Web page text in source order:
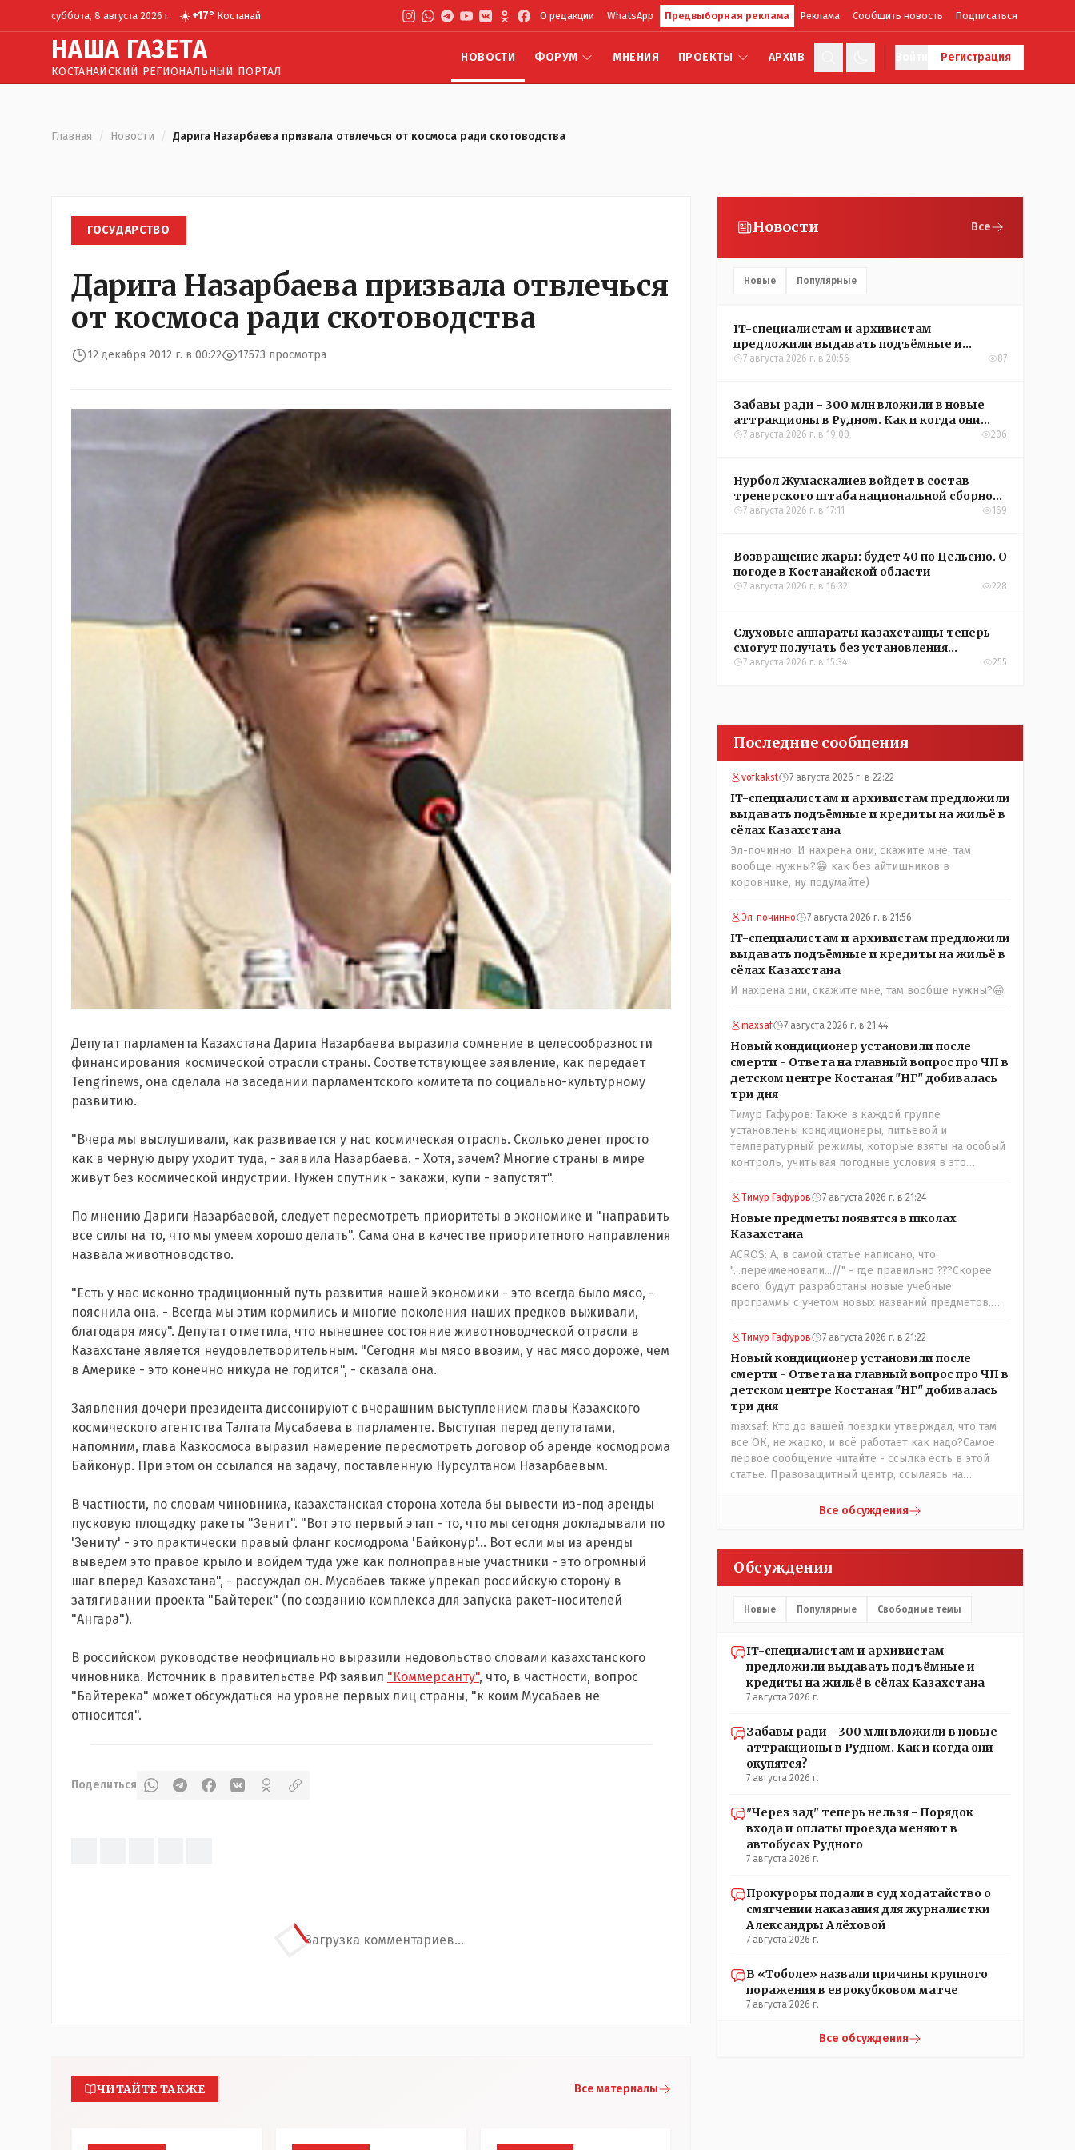
суббота, 8 августа 2026 г. ☀️+17° Костанай О редакции WhatsApp Предвыборная реклама Реклама Сообщить новость Подписаться
НАША ГАЗЕТА
КОСТАНАЙСКИЙ РЕГИОНАЛЬНЫЙ ПОРТАЛ
НОВОСТИ ФОРУМ МНЕНИЯ ПРОЕКТЫ АРХИВ Регистрация
Главная / Новости / Дарига Назарбаева призвала отвлечься от космоса ради скотоводства
ГОСУДАРСТВО
Дарига Назарбаева призвала отвлечься
от космоса ради скотоводства
12 декабря 2012 г. в 00:22 17573 просмотра
Депутат парламента Казахстана Дарига Назарбаева выразила сомнение в целесообразности
финансирования космической отрасли страны. Соответствующее заявление, как передает
Tengrinews, она сделала на заседании парламентского комитета по социально-культурному
развитию.
"Вчера мы выслушивали, как развивается у нас космическая отрасль. Сколько денег просто
как в черную дыру уходит туда, - заявила Назарбаева. - Хотя, зачем? Многие страны в мире
живут без космической индустрии. Нужен спутник - закажи, купи - запустят".
По мнению Дариги Назарбаевой, следует пересмотреть приоритеты в экономике и "направить
все силы на то, что мы умеем хорошо делать". Сама она в качестве приоритетного направления
назвала животноводство.
"Есть у нас исконно традиционный путь развития нашей экономики - это всегда было мясо, -
пояснила она. - Всегда мы этим кормились и многие поколения наших предков выживали,
благодаря мясу". Депутат отметила, что нынешнее состояние животноводческой отрасли в
Казахстане является неудовлетворительным. "Сегодня мы мясо ввозим, у нас мясо дороже, чем
в Америке - это конечно никуда не годится", - сказала она.
Заявления дочери президента диссонируют с вчерашним выступлением главы Казахского
космического агентства Талгата Мусабаева в парламенте. Выступая перед депутатами,
напомним, глава Казкосмоса выразил намерение пересмотреть договор об аренде космодрома
Байконур. При этом он ссылался на задачу, поставленную Нурсултаном Назарбаевым.
В частности, по словам чиновника, казахстанская сторона хотела бы вывести из-под аренды
пусковую площадку ракеты "Зенит". "Вот это первый этап - то, что мы сегодня докладывали по
'Зениту' - это практически правый фланг космодрома 'Байконур'... Вот если мы из аренды
выведем это правое крыло и войдем туда уже как полноправные участники - это огромный
шаг вперед Казахстана", - рассуждал он. Мусабаев также упрекал российскую сторону в
затягивании проекта "Байтерек" (по созданию комплекса для запуска ракет-носителей
"Ангара").
В российском руководстве неофициально выразили недовольство словами казахстанского
чиновника. Источник в правительстве РФ заявил "Коммерсанту", что, в частности, вопрос
"Байтерека" может обсуждаться на уровне первых лиц страны, "к коим Мусабаев не
относится".
Поделиться
Загрузка комментариев...
ЧИТАЙТЕ ТАКЖЕ Все материалы
Новости Все
Новые Популярные
IT-специалистам и архивистам
предложили выдавать подъёмные и
кредиты на жильё в сёлах Казахстана
7 августа 2026 г. в 20:56 87
Забавы ради - 300 млн вложили в новые
аттракционы в Рудном. Как и когда они
окупятся?
7 августа 2026 г. в 19:00 206
Нурбол Жумаскалиев войдет в состав
тренерского штаба национальной сборной
Казахстана по футболу
7 августа 2026 г. в 17:11 169
Возвращение жары: будет 40 по Цельсию. О
погоде в Костанайской области
7 августа 2026 г. в 16:32 228
Слуховые аппараты казахстанцы теперь
смогут получать без установления
инвалидности
7 августа 2026 г. в 15:34 255
Последние сообщения
vofkakst 7 августа 2026 г. в 22:22
IT-специалистам и архивистам предложили
выдавать подъёмные и кредиты на жильё в
сёлах Казахстана
Эл-починно: И нахрена они, скажите мне, там
вообще нужны?😁 как без айтишников в
коровнике, ну подумайте)
Эл-починно 7 августа 2026 г. в 21:56
IT-специалистам и архивистам предложили
выдавать подъёмные и кредиты на жильё в
сёлах Казахстана
И нахрена они, скажите мне, там вообще нужны?😁
maxsaf 7 августа 2026 г. в 21:44
Новый кондиционер установили после
смерти - Ответа на главный вопрос про ЧП в
детском центре Костаная "НГ" добивалась
три дня
Тимур Гафуров: Также в каждой группе
установлены кондиционеры, питьевой и
температурный режимы, которые взяты на особый
контроль, учитывая погодные условия в это
лето.Мы решили. что это - противоречие. Вы
считаете иначе?Ну тут противоречия нет. Этот
трагедии, то есть 29 июля, когда спешно
установили и воду, и новые кондиционеры, и
впервые поставили температурный режим на
контроль. То есть первая часть - информация до
трагедии, вторая часть - информация после
трагедии, когда все уже было исправлено.
Тимур Гафуров 7 августа 2026 г. в 21:24
Новые предметы появятся в школах
Казахстана
ACROS: А, в самой статье написано, что:
"...переименовали...//" - где правильно ???Скорее
всего, будут разработаны новые учебные
программы с учетом новых названий предметов.
Так что предметы - новые. Хоть и
переименованные)
Тимур Гафуров 7 августа 2026 г. в 21:22
Новый кондиционер установили после
смерти - Ответа на главный вопрос про ЧП в
детском центре Костаная "НГ" добивалась
три дня
maxsaf: Кто до вашей поездки утверждал, что там
все ОК, не жарко, и всё работает как надо?Самое
первое сообщение читайте - ссылка есть в этой
статье. Правозащитный центр, ссылаясь на
чате, которые прислали ему в виде
времени их установили только в помещениях,
предназначенных для административно-
управленческого персонала. И Также в каждой
группе установлены кондиционеры, питьевой и
контроль, учитывая погодные условия в это лето.
Мы решили. что это - противоречие. Вы считаете
иначе?
Все обсуждения
Обсуждения
Новые Популярные Свободные темы
IT-специалистам и архивистам
предложили выдавать подъёмные и
кредиты на жильё в сёлах Казахстана
7 августа 2026 г.
Забавы ради - 300 млн вложили в новые
аттракционы в Рудном. Как и когда они
окупятся?
7 августа 2026 г.
"Через зад" теперь нельзя - Порядок
входа и оплаты проезда меняют в
автобусах Рудного
7 августа 2026 г.
Прокуроры подали в суд ходатайство о
смягчении наказания для журналистки
Александры Алёховой
7 августа 2026 г.
В «Тоболе» назвали причины крупного
поражения в еврокубковом матче
7 августа 2026 г.
Все обсуждения